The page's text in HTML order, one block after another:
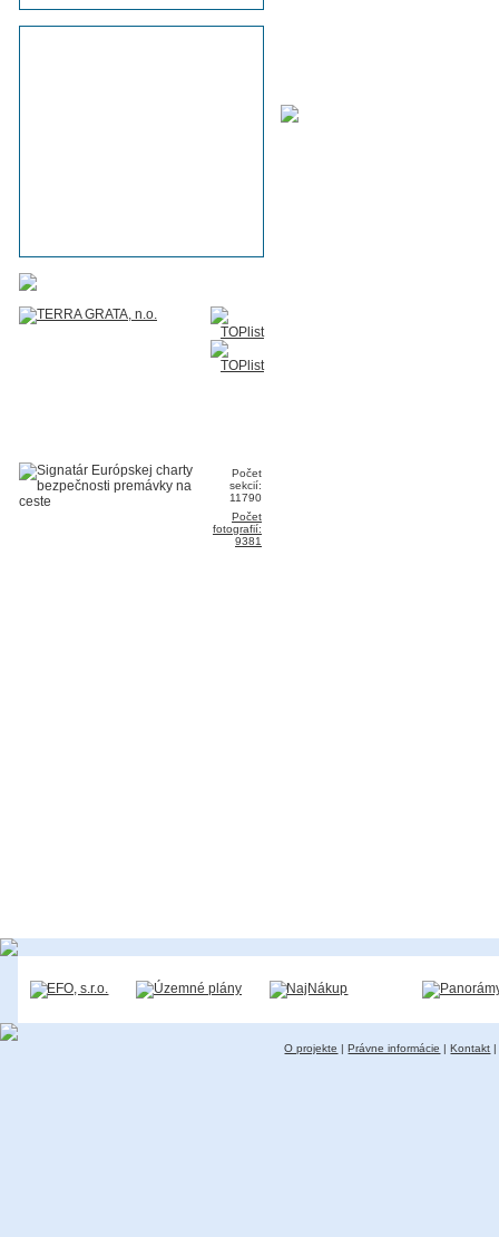
Počet
sekcií:
11790
Počet
fotografií:
9381
O projekte |Právne informácie |Kontakt